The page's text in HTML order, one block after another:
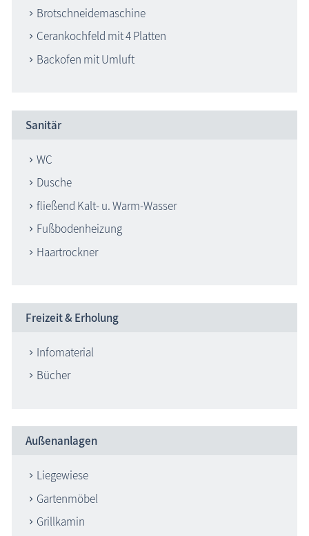
Brotschneidemaschine
Cerankochfeld mit 4 Platten
Backofen mit Umluft
Sanitär
WC
Dusche
fließend Kalt- u. Warm-Wasser
Fußbodenheizung
Haartrockner
Freizeit & Erholung
Infomaterial
Bücher
Außenanlagen
Liegewiese
Gartenmöbel
Grillkamin